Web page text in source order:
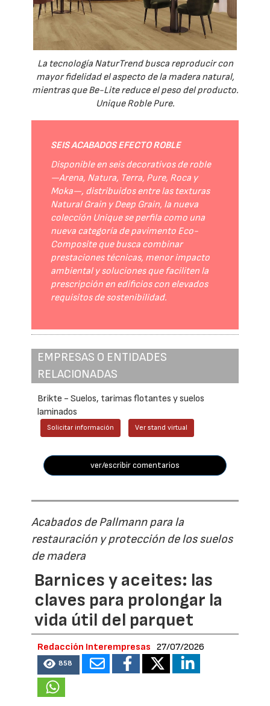
La tecnología NaturTrend busca reproducir con
mayor fidelidad el aspecto de la madera natural,
mientras que Be-Lite reduce el peso del producto.
Unique Roble Pure.
SEIS ACABADOS EFECTO ROBLE
Disponible en seis decorativos de roble
—Arena, Natura, Terra, Pure, Roca y
Moka—, distribuidos entre las texturas
Natural Grain y Deep Grain, la nueva
colección Unique se perfila como una
nueva categoría de pavimento Eco-
Composite que busca combinar
prestaciones técnicas, menor impacto
ambiental y soluciones que faciliten la
prescripción en edificios con elevados
requisitos de sostenibilidad.
EMPRESAS O ENTIDADES
RELACIONADAS
Brikte - Suelos, tarimas flotantes y suelos
laminados
Solicitar información Ver stand virtual
ver/escribir comentarios
Acabados de Pallmann para la
restauración y protección de los suelos
de madera
Barnices y aceites: las
claves para prolongar la
vida útil del parquet
Redacción Interempresas 27/07/2026
858